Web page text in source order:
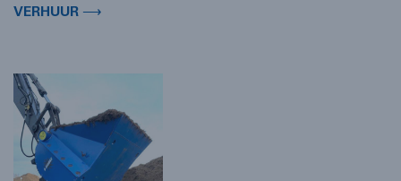
VERHUUR ⟶